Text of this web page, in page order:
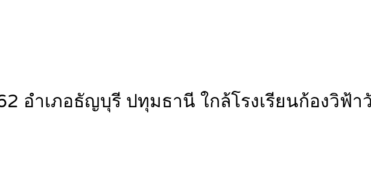
อำเภอธัญบุรี ปทุมธานี ใกล้โรงเรียนก้องวิฟ้